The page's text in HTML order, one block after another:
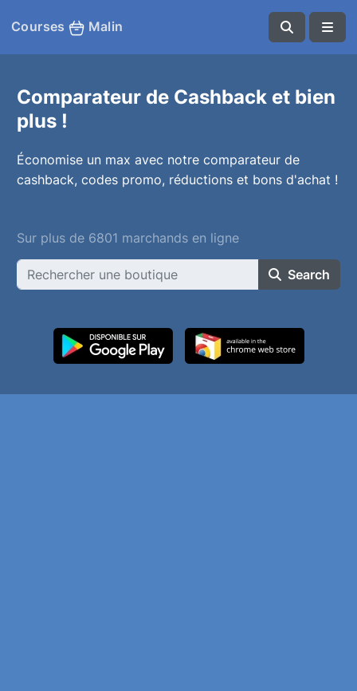
Courses Malin
Comparateur de Cashback et bien
plus !
Économise un max avec notre comparateur de
cashback, codes promo, réductions et bons d'achat !
Sur plus de 6801 marchands en ligne
Search